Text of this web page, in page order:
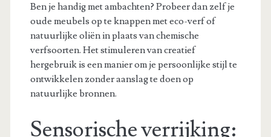
Ben je handig met ambachten? Probeer dan zelf je
oude meubels op te knappen met eco-verf of
natuurlijke oliën in plaats van chemische
verfsoorten. Het stimuleren van creatief
hergebruik is een manier om je persoonlijke stijl te
ontwikkelen zonder aanslag te doen op
natuurlijke bronnen.
Sensorische verrijking: